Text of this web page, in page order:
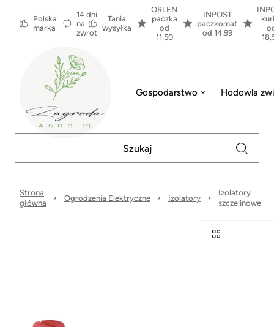
Polska
marka
14 dni
na
zwrot
Tania
wysyłka
ORLEN
paczka
od
11,50
INPOST
paczkomat
od 14,99
Gospodarstwo Hodowla
Strona
główna
Ogrodzenia Elektryczne Izolatory
Izolatory
szczelinowe